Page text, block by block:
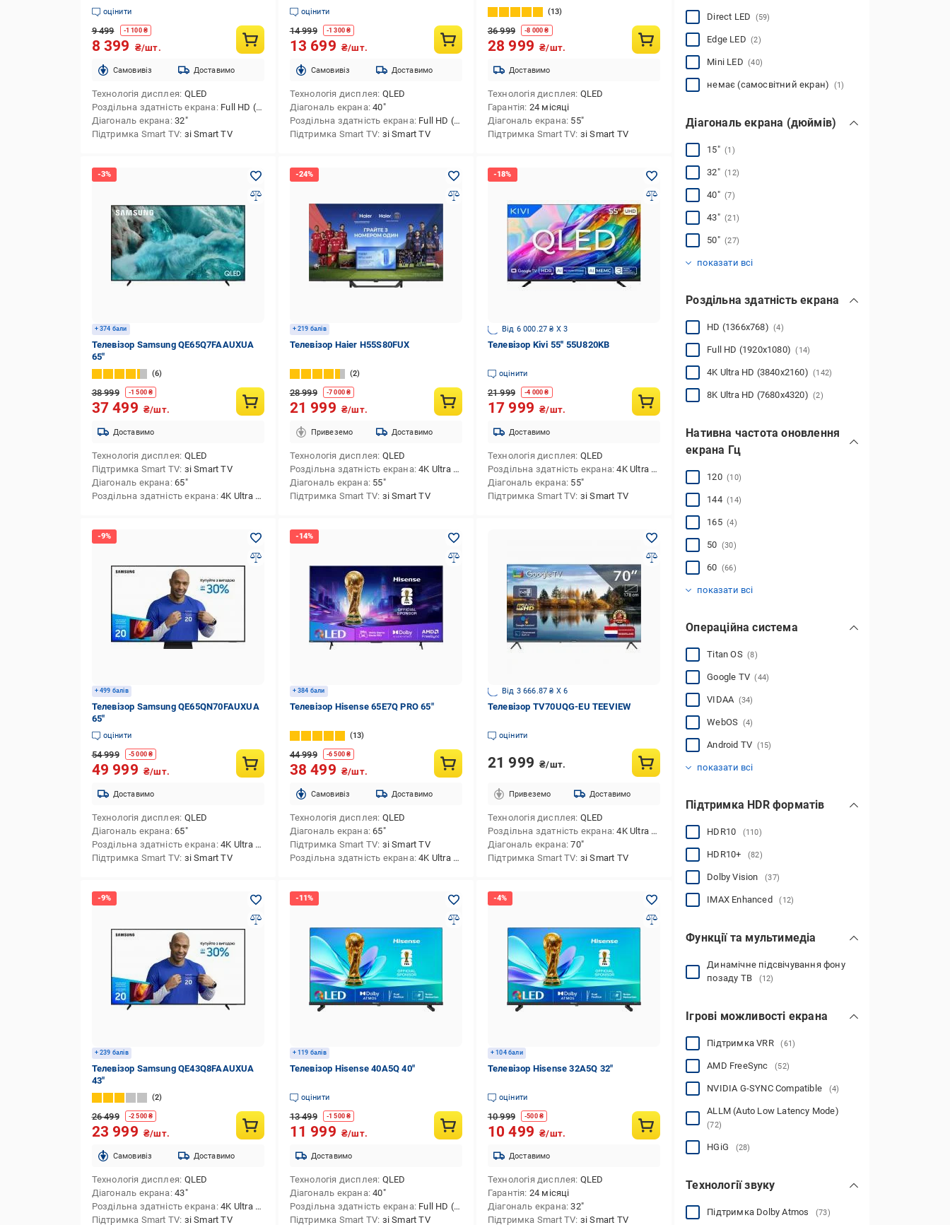
оцінити
9 499 -1 100₴
8 399 ₴/шт.
Cамовивіз Доставимо
Технологія дисплея QLED
Роздільна здатність екрана Full HD (1920х1080)
Діагональ екрана 32″
Підтримка Smart TV зі Smart TV
оцінити
14 999 -1 300 ₴
13 699 ₴/шт.
Cамовивіз Доставимо
Технологія дисплея QLED
Діагональ екрана 40″
Роздільна здатність екрана Full HD (1920х1080)
Підтримка Smart TV зі Smart TV
13
36 999 -8 000 ₴
28 999 ₴/шт.
Доставимо
Технологія дисплея QLED
Гарантія 24 місяці
Діагональ екрана 55″
Підтримка Smart TV зі Smart TV
+ 374 бали
Телевізор Samsung QE65Q7FAAUXUA
65″
6
38 999 -1 500₴
37 499 ₴/шт.
Доставимо
Технологія дисплея QLED
Підтримка Smart TV зі Smart TV
Діагональ екрана 65″
Роздільна здатність екрана 4K Ultra HD (3840x2160)
+ 219 балів
Телевізор Haier H55S80FUX
2
28 999 -7 000 ₴
21 999 ₴/шт.
Привеземо Доставимо
Технологія дисплея QLED
Роздільна здатність екрана 4K Ultra HD (3840x2160)
Діагональ екрана 55″
Підтримка Smart TV зі Smart TV
Від 6 000.27 ₴ X 3
Телевізор Kivi 55'' 55U820KB
оцінити
21 999 -4 000 ₴
17 999 ₴/шт.
Доставимо
Технологія дисплея QLED
Роздільна здатність екрана 4K Ultra HD (3840x2160)
Діагональ екрана 55″
Підтримка Smart TV зі Smart TV
+ 499 балів
Телевізор Samsung QE65QN70FAUXUA
65″
оцінити
54 999 -5 000₴
49 999 ₴/шт.
Доставимо
Технологія дисплея QLED
Діагональ екрана 65″
Роздільна здатність екрана 4K Ultra HD (3840x2160)
Підтримка Smart TV зі Smart TV
+ 384 бали
Телевізор Hisense 65E7Q PRO 65″
13
44 999 -6 500 ₴
38 499 ₴/шт.
Cамовивіз Доставимо
Технологія дисплея QLED
Діагональ екрана 65″
Підтримка Smart TV зі Smart TV
Роздільна здатність екрана 4K Ultra HD (3840x2160)
Від 3 666.87 ₴ X 6
Телевізор TV70UQG-EU TEEVIEW
оцінити
21 999 ₴/шт.
Привеземо Доставимо
Технологія дисплея QLED
Роздільна здатність екрана 4K Ultra HD (3840x2160)
Діагональ екрана 70″
Підтримка Smart TV зі Smart TV
+ 239 балів
Телевізор Samsung QE43Q8FAAUXUA
43″
2
26 499 -2 500₴
23 999 ₴/шт.
Cамовивіз Доставимо
Технологія дисплея QLED
Діагональ екрана 43″
Роздільна здатність екрана 4K Ultra HD (3840x2160)
Підтримка Smart TV зі Smart TV
+ 119 балів
Телевізор Hisense 40A5Q 40″
оцінити
13 499 -1 500 ₴
11 999 ₴/шт.
Доставимо
Технологія дисплея QLED
Діагональ екрана 40″
Роздільна здатність екрана Full HD (1920х1080)
Підтримка Smart TV зі Smart TV
+ 104 бали
Телевізор Hisense 32A5Q 32″
оцінити
10 999 -500₴
10 499 ₴/шт.
Доставимо
Технологія дисплея QLED
Гарантія 24 місяці
Діагональ екрана 32″
Підтримка Smart TV зі Smart TV
Direct LED (59)
Edge LED(2)
Mini LED(40)
немає (самосвітний екран) (1)
Діагональ екрана (дюймів)
15″(1)
32″(12)
40″(7)
43″(21)
50″(27)
показати всі
Роздільна здатність екрана
HD (1366x768)(4)
Full HD (1920х1080)(14)
4K Ultra HD (3840x2160)(142)
8K Ultra HD (7680x4320)(2)
Нативна частота оновлення
екрана Гц
120(10)
144(14)
165(4)
50 (30)
60 (66)
показати всі
Операційна система
Titan OS(8)
Google TV(44)
VIDAA (34)
WebOS (4)
Android TV (15)
показати всі
Підтримка HDR форматів
HDR10 (110)
HDR10+ (82)
Dolby Vision(37)
IMAX Enhanced(12)
Функції та мультимедіа
Динамічне підсвічування фону
позаду ТВ
(12)
Ігрові можливості екрана
Підтримка VRR(61)
AMD FreeSync(52)
NVIDIA G-SYNC Compatible (4)
ALLM (Auto Low Latency Mode)
(72)
HGiG (28)
Технології звуку
Підтримка Dolby Atmos (73)